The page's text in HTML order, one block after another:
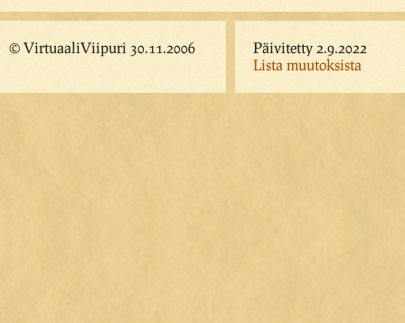
© VirtuaaliViipuri 30.11.2006
Päivitetty 2.9.2022
Lista muutoksista